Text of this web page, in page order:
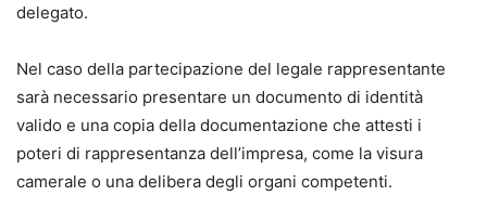
delegato.
Nel caso della partecipazione del legale rappresentante
sarà necessario presentare un documento di identità
valido e una copia della documentazione che attesti i
poteri di rappresentanza dell’impresa, come la visura
camerale o una delibera degli organi competenti.